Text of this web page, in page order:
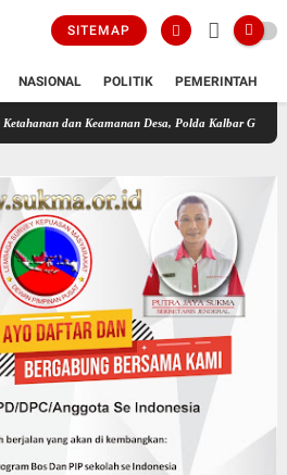
SITEMAP
NASIONAL POLITIK PEMERINTAH
dan Keamanan Desa, Polda Kalbar Gelar